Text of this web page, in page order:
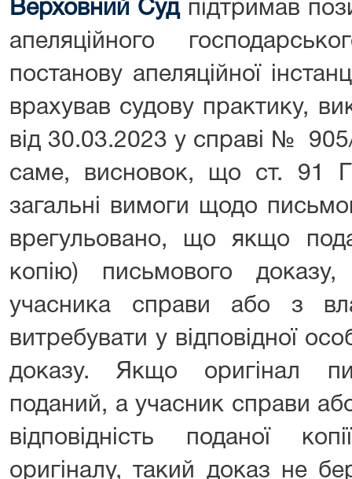
Верховний Судпідтримав
апеляційного
постанову апеляційної
врахував судову практику,
від 30.03.2023 у справі №
саме, висновок, що ст. 91
загальні вимоги щодо
врегульовано, що якщо
копію) письмового
учасника справи або з
витребувати у відповідної
доказу. Якщо оригінал
поданий, а учасник справи
відповідність поданої
оригіналу, такий доказ не